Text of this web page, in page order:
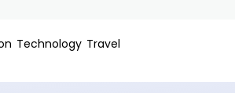
Technology Travel